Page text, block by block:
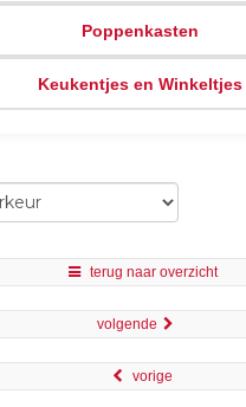
Poppenkasten
Keukentjes en Winkeltjes
terug naar overzicht
volgende
vorige